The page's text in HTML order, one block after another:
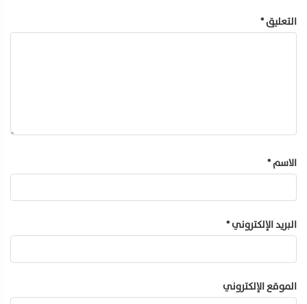
التعليق*
الاسم*
البريد الإلكتروني*
الموقع الإلكتروني